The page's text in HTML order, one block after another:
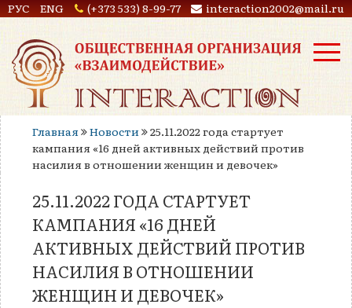
РУС ENG (+373 533) 8-99-77 interaction2002@mail.ru
Главная Новости
25.11.2022 года стартует
кампания «16 дней активных действий против
насилия в отношении женщин и девочек»
25.11.2022 ГОДА СТАРТУЕТ
КАМПАНИЯ «16 ДНЕЙ
АКТИВНЫХ ДЕЙСТВИЙ ПРОТИВ
НАСИЛИЯ В ОТНОШЕНИИ
ЖЕНЩИН И ДЕВОЧЕК»